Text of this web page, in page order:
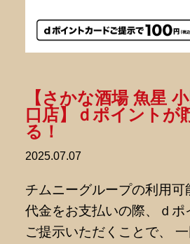
2025.07.07
【さかな酒場 魚星
口店】ｄポイントが
る！
チムニーグループの利用可
代金をお支払いの際、ｄポ
ご提示いただくことで、